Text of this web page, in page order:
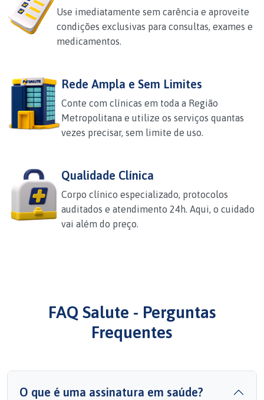
Use imediatamente sem carência e aproveite
condições exclusivas para consultas, exames e
medicamentos.
Rede Ampla e Sem Limites
Conte com clínicas em toda a Região
Metropolitana e utilize os serviços quantas
vezes precisar, sem limite de uso.
Qualidade Clínica
Corpo clínico especializado, protocolos
auditados e atendimento 24h. Aqui, o cuidado
vai além do preço.
FAQ Salute - Perguntas
Frequentes
O que é uma assinatura em saúde?